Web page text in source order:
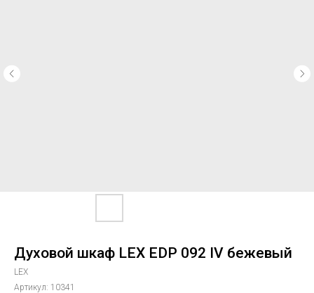
Духовой шкаф LEX EDP 092 IV бежевый
LEX
Артикул: 10341